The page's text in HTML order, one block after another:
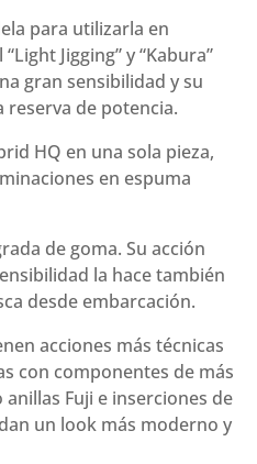
para utilizarla en
Jigging” y “Kabura”
gran sensibilidad y su
de potencia.
HQ en una sola pieza,
en espuma
de goma. Su acción
la hace también
desde embarcación.
acciones más técnicas
con componentes de más
Fuji e inserciones de
un look más moderno y